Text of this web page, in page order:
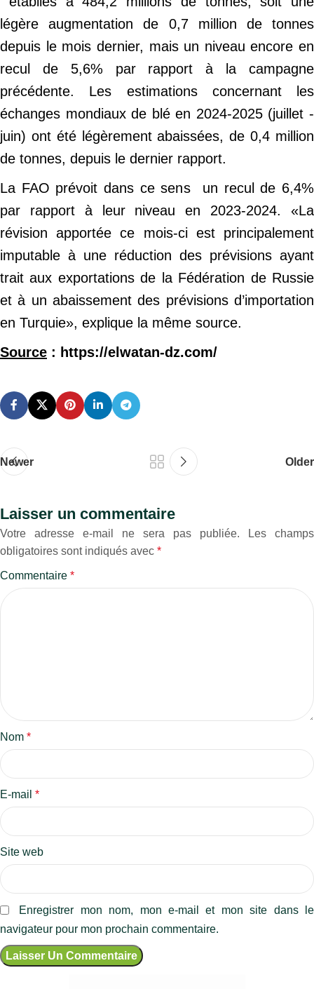
légère augmentation de 0,7 million de tonnes
depuis le mois dernier, mais un niveau encore en
recul de 5,6% par rapport à la campagne
précédente. Les estimations concernant les
échanges mondiaux de blé en 2024-2025 (juillet -
juin) ont été légèrement abaissées, de 0,4 million
de tonnes, depuis le dernier rapport.
La FAO prévoit dans ce sens un recul de 6,4%
par rapport à leur niveau en 2023-2024. «La
révision apportée ce mois-ci est principalement
imputable à une réduction des prévisions ayant
trait aux exportations de la Fédération de Russie
et à un abaissement des prévisions d’importation
en Turquie», explique la même source.
Source : https://elwatan-dz.com/
Newer Older
Laisser un commentaire
Votre adresse e-mail ne sera pas publiée.
Les champs
obligatoires sont indiqués avec *
Commentaire *
Nom *
E-mail *
Site web
Enregistrer mon nom, mon e-mail et mon site dans le
navigateur pour mon prochain commentaire.